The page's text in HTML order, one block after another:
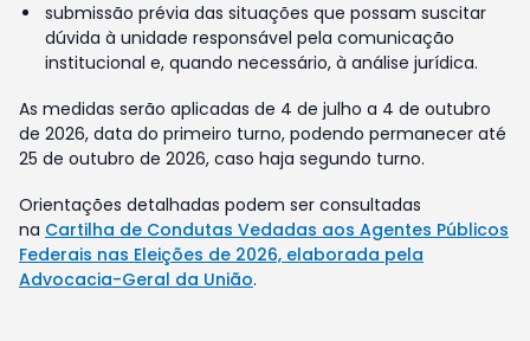
submissão prévia das situações que possam suscitar
dúvida à unidade responsável pela comunicação
institucional e, quando necessário, à análise jurídica.
As medidas serão aplicadas de 4 de julho a 4 de outubro
de 2026, data do primeiro turno, podendo permanecer até
25 de outubro de 2026, caso haja segundo turno.
Orientações detalhadas podem ser consultadas
na Cartilha de Condutas Vedadas aos Agentes Públicos
Federais nas Eleições de 2026, elaborada pela
Advocacia-Geral da União.